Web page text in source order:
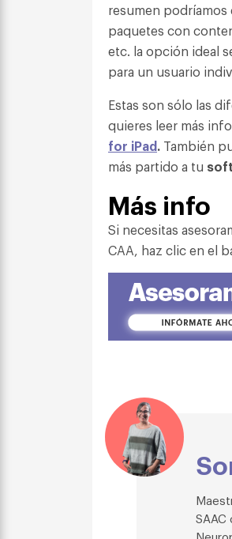
resumen podríamos
paquetes con
etc. la opción ideal
para un usuario
Estas son sólo las
quieres leer más
for iPad. También
más partido a tu
Más info
Si necesitas
CAA, haz clic en el